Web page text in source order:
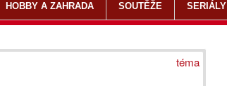
téma
HOBBY A ZAHRADA SOUTĚŽE SERIÁLY